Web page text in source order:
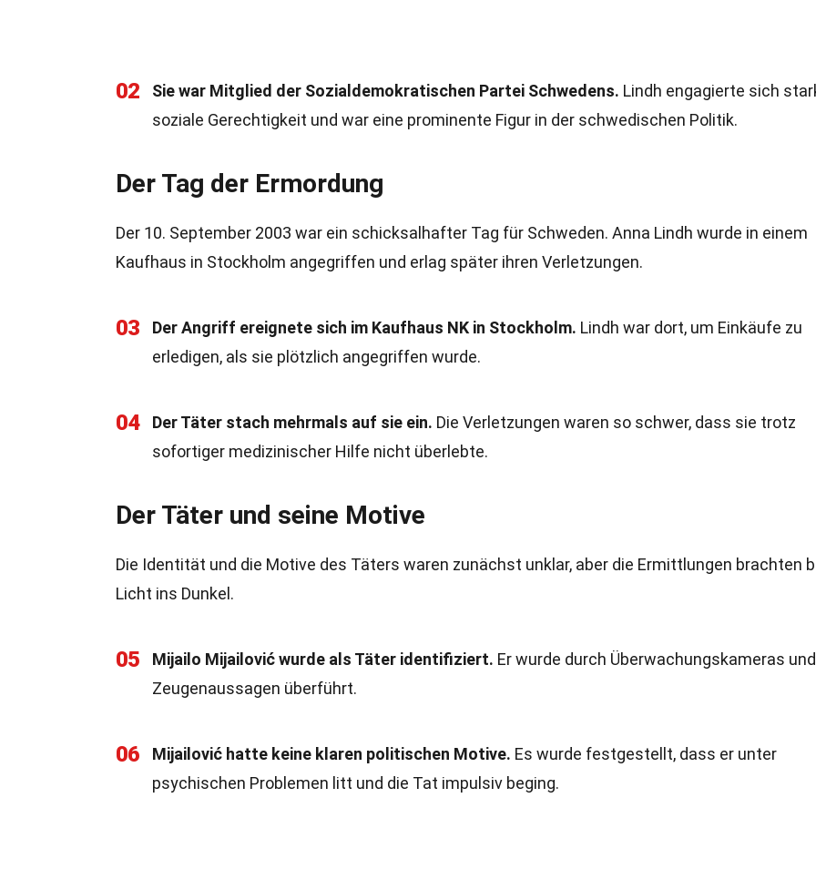
02 Sie war Mitglied der Sozialdemokratischen Partei Schwedens. Lindh engagierte sich
soziale Gerechtigkeit und war eine prominente Figur in der schwedischen Politik.
Der Tag der Ermordung
Der 10. September 2003 war ein schicksalhafter Tag für Schweden. Anna Lindh wurde in einem
Kaufhaus in Stockholm angegriffen und erlag später ihren Verletzungen.
03 Der Angriff ereignete sich im Kaufhaus NK in Stockholm. Lindh war dort, um Einkäufe zu
erledigen, als sie plötzlich angegriffen wurde.
04 Der Täter stach mehrmals auf sie ein. Die Verletzungen waren so schwer, dass sie trotz
sofortiger medizinischer Hilfe nicht überlebte.
Der Täter und seine Motive
Die Identität und die Motive des Täters waren zunächst unklar, aber die Ermittlungen brachten
Licht ins Dunkel.
05 Mijailo Mijailović wurde als Täter identifiziert. Er wurde durch Überwachungskameras und
Zeugenaussagen überführt.
06 Mijailović hatte keine klaren politischen Motive. Es wurde festgestellt, dass er unter
psychischen Problemen litt und die Tat impulsiv beging.